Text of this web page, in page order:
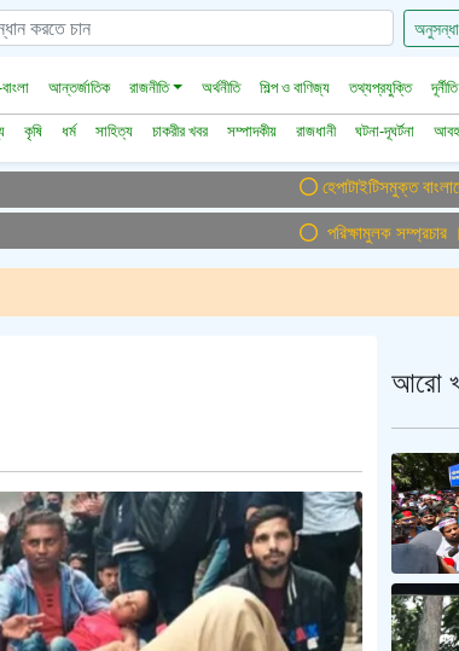
আন্তর্জাতিক রাজনীতি অর্থনীতি শিল্প ও বাণিজ্য তথ্যপ্রযুক্তি
কৃষি ধর্ম সাহিত্য চাকরীর খবর সম্পাদকীয় রাজধানী ঘটনা-দূঘর্টনা
হেপাটাইটিসমুক্ত বাংলাদেশ
পরিক্ষামুলক সম্প্রচার ।।
আরো